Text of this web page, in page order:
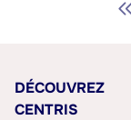
DÉCOUVREZ
CENTRIS